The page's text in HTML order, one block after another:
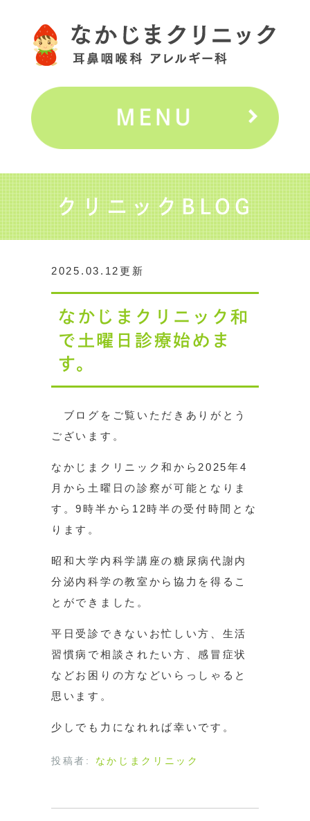
クリニックBLOG
2025.03.12更新
なかじまクリニック和
で土曜日診療始めま
す。
ブログをご覧いただきありがとう
ございます。
なかじまクリニック和から2025年4
月から土曜日の診察が可能となりま
す。9時半から12時半の受付時間とな
ります。
昭和大学内科学講座の糖尿病代謝内
分泌内科学の教室から協力を得るこ
とができました。
平日受診できないお忙しい方、生活
習慣病で相談されたい方、感冒症状
などお困りの方などいらっしゃると
思います。
少しでも力になれれば幸いです。
投稿者: なかじまクリニック